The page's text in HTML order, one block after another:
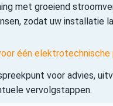
met groeiend
zodat uw installatie
één elektrotechnische
voor advies,
vervolgstappen.